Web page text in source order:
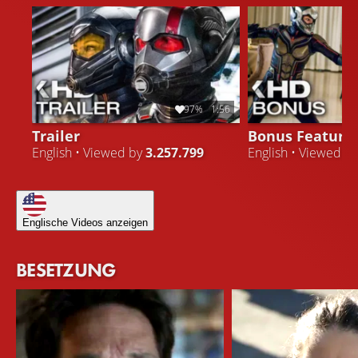
97% 1:56
Trailer
English • Viewed by3.257.799
Bonus
English • Viewed
Englische Videos anzeigen
BESETZUNG